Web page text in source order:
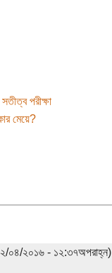
পরীক্ষা
মেয়ে?
০৪/২০১৬ - ১২:৩৭অপরাহ্ন)